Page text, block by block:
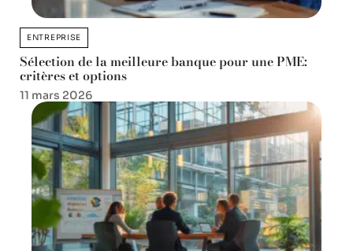
ENTREPRISE
Sélection de la meilleure banque pour une PME:
critères et options
11 mars 2026